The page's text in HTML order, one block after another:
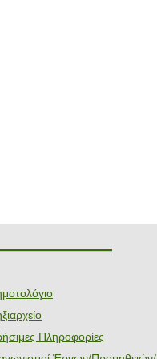
Πληροφορίες